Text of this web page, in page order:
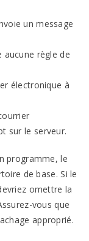
un message
aucune règle de
électronique à
sur le serveur.
programme, le
de base. Si le
omettre la
vous que
approprié.